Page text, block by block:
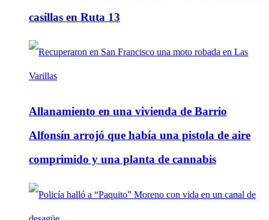
casillas en Ruta 13
Allanamiento en una vivienda de Barrio
Alfonsín arrojó que había una pistola de aire
comprimido y una planta de cannabis